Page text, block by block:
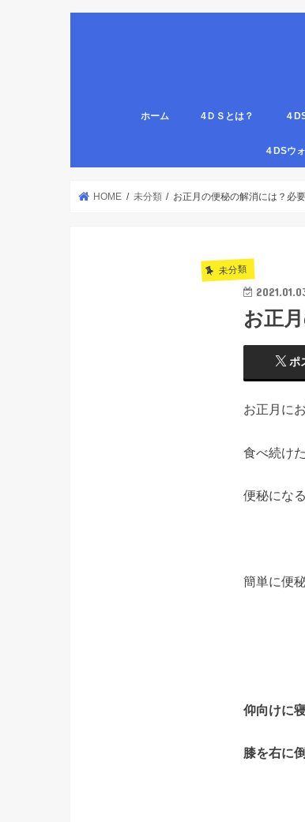
ホーム 4ＤＳとは？
医療従事者,学生のため
４
４DS
4DS
４
４DSウ
HOME 未分類 お正月の便秘の解消には？必
未分類
お正
ポ
お正月に
食べ続け
便秘にな
簡単に便
仰向けに
膝を右に